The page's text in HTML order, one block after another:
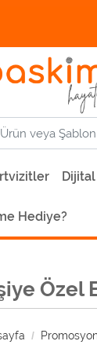
Dijital
Hediye?
Özel